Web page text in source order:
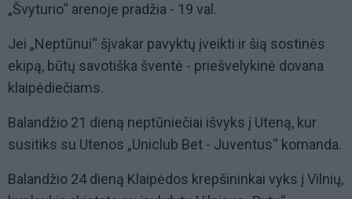
„Švyturio“ arenoje pradžia - 19 val.
Jei „Neptūnui“ šįvakar pavyktų įveikti ir šią sostinės
ekipą, būtų savotiška šventė - priešvelykinė dovana
klaipėdiečiams.
Balandžio 21 dieną neptūniečiai išvyks į Uteną, kur
susitiks su Utenos „Uniclub Bet - Juventus“ komanda.
Balandžio 24 dieną Klaipėdos krepšininkai vyks į Vilnių,